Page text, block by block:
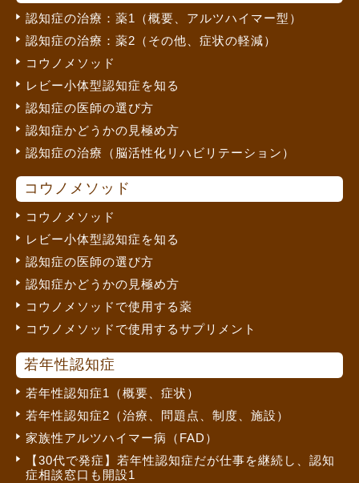
認知症の治療：薬1（概要、アルツハイマー型）
認知症の治療：薬2（その他、症状の軽減）
コウノメソッド
レビー小体型認知症を知る
認知症の医師の選び方
認知症かどうかの見極め方
認知症の治療（脳活性化リハビリテーション）
コウノメソッド
コウノメソッド
レビー小体型認知症を知る
認知症の医師の選び方
認知症かどうかの見極め方
コウノメソッドで使用する薬
コウノメソッドで使用するサプリメント
若年性認知症
若年性認知症1（概要、症状）
若年性認知症2（治療、問題点、制度、施設）
家族性アルツハイマー病（FAD）
【30代で発症】若年性認知症だが仕事を継続し、認知
症相談窓口も開設1